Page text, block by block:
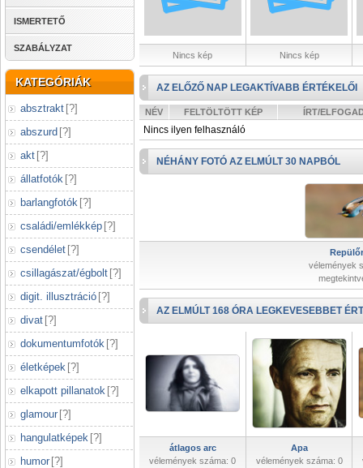
ISMERTETŐ
SZABÁLYZAT
KATEGÓRIÁK
absztrakt [?]
abszurd [?]
akt [?]
állatfotók [?]
barlangfotók [?]
családi/emlékkép [?]
csendélet [?]
csillagászat/égbolt [?]
digit. illusztráció [?]
divat [?]
dokumentumfotók [?]
életképek [?]
elkapott pillanatok [?]
glamour [?]
hangulatképek [?]
humor [?]
Nincs kép Nincs kép
AZ ELŐZŐ NAP LEGAKTÍVABB ÉRTÉKELŐI
NÉV FELTÖLTÖTT KÉP ÍRT/
Nincs ilyen felhasználó
NÉHÁNY FOTÓ AZ ELMÚLT 30 NAPBÓL
vélemények
AZ ELMÚLT 168 ÓRA LEGKEVESEBBET
átlagos arc
vélemények száma: 0
Apa
vélemények száma: 0